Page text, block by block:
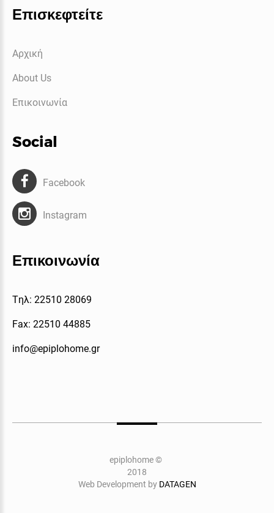
Επισκεφτείτε
Αρχική
About Us
Επικοινωνία
Social
Facebook
Instagram
Επικοινωνία
Tηλ: 22510 28069
Fax: 22510 44885
info@epiplohome.gr
epiplohome©
2018
Web Development by DATAGEN